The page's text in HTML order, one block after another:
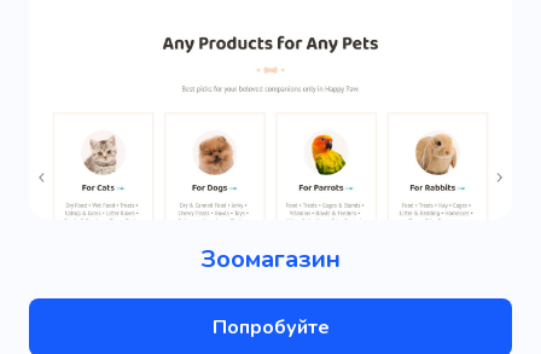
Зоомагазин
Попробуйте